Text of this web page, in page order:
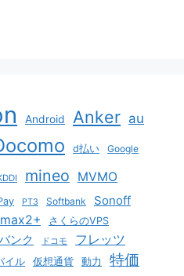
Android Anker au
d払い Google
mineo MVMO
PT3 Softbank Sonoff
さくらのVPS
ンク ドコモ フレッツ
イル 仮想通貨 動力 特価